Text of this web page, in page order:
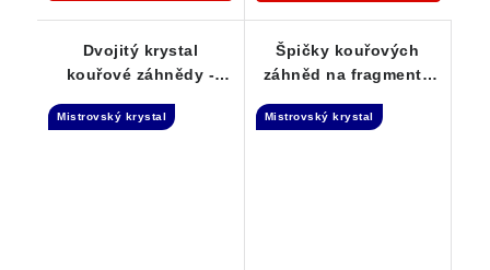
Dvojitý krystal
kouřové záhnědy -
dvojice
Mistrovský krystal
Špičky kouřových
záhněd na fragmentu
- Elestial
Mistrovský krystal